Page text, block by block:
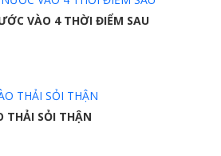
VÀO 4 THỜI ĐIỂM SAU
THẢI SỎI THẬN